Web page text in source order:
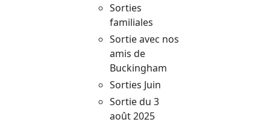
Sorties
familiales
Sortie avec nos
amis de
Buckingham
Sorties Juin
Sortie du 3
août 2025